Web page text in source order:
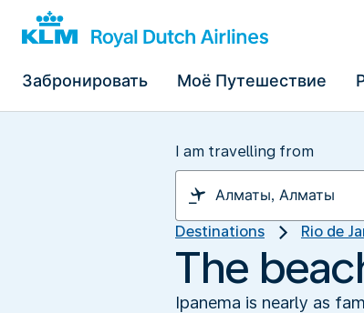
Забронировать Моё Путешествие
I am travelling from
Destinations Rio de
The
Ipanema is nearly as